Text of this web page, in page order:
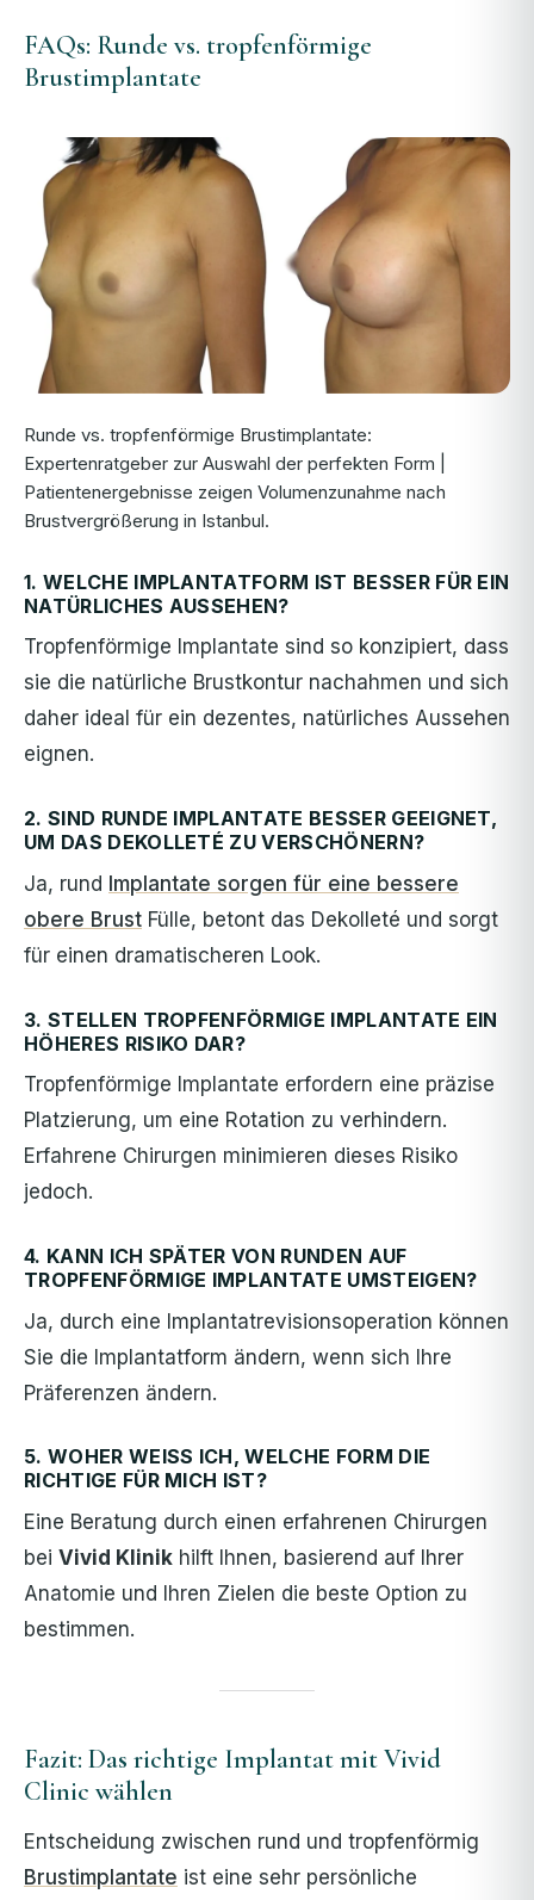
FAQs: Runde vs. tropfenförmige
Brustimplantate
Runde vs. tropfenförmige Brustimplantate:
Expertenratgeber zur Auswahl der perfekten Form |
Patientenergebnisse zeigen Volumenzunahme nach
Brustvergrößerung in Istanbul.
1. WELCHE IMPLANTATFORM IST BESSER FÜR EIN
NATÜRLICHES AUSSEHEN?
Tropfenförmige Implantate sind so konzipiert, dass
sie die natürliche Brustkontur nachahmen und sich
daher ideal für ein dezentes, natürliches Aussehen
eignen.
2. SIND RUNDE IMPLANTATE BESSER GEEIGNET,
UM DAS DEKOLLETÉ ZU VERSCHÖNERN?
Ja, rund Implantate sorgen für eine bessere
obere Brust Fülle, betont das Dekolleté und sorgt
für einen dramatischeren Look.
3. STELLEN TROPFENFÖRMIGE IMPLANTATE EIN
HÖHERES RISIKO DAR?
Tropfenförmige Implantate erfordern eine präzise
Platzierung, um eine Rotation zu verhindern.
Erfahrene Chirurgen minimieren dieses Risiko
jedoch.
4. KANN ICH SPÄTER VON RUNDEN AUF
TROPFENFÖRMIGE IMPLANTATE UMSTEIGEN?
Ja, durch eine Implantatrevisionsoperation können
Sie die Implantatform ändern, wenn sich Ihre
Präferenzen ändern.
5. WOHER WEISS ICH, WELCHE FORM DIE R
ICHTIGE FÜR MICH IST?
Eine Beratung durch einen erfahrenen Chirurgen
bei Vivid Klinik hilft Ihnen, basierend auf Ihrer
Anatomie und Ihren Zielen die beste Option zu
bestimmen.
Fazit: Das richtige Implantat mit Vivid
Clinic wählen
Entscheidung zwischen rund und tropfenförmig
Brustimplantate ist eine sehr persönliche